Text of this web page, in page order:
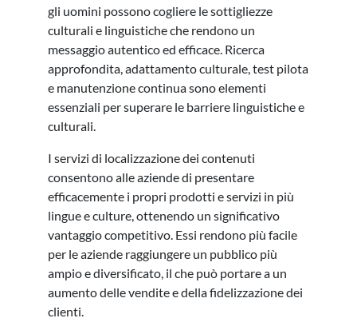
gli uomini possono cogliere le sottigliezze
culturali e linguistiche che rendono un
messaggio autentico ed efficace. Ricerca
approfondita, adattamento culturale, test pilota
e manutenzione continua sono elementi
essenziali per superare le barriere linguistiche e
culturali.
I servizi di localizzazione dei contenuti
consentono alle aziende di presentare
efficacemente i propri prodotti e servizi in più
lingue e culture, ottenendo un significativo
vantaggio competitivo. Essi rendono più facile
per le aziende raggiungere un pubblico più
ampio e diversificato, il che può portare a un
aumento delle vendite e della fidelizzazione dei
clienti.